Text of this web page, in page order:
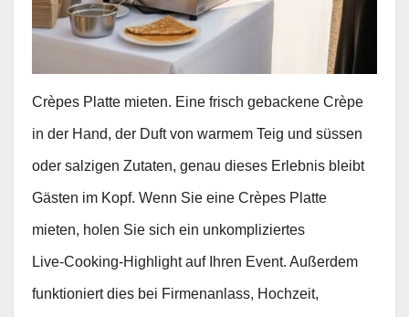
Crèpes Platte mieten. Eine frisch gebackene Crèpe
in der Hand, der Duft von warmem Teig und süssen
oder salzigen Zutaten, genau dieses Erlebnis bleibt
Gästen im Kopf. Wenn Sie eine Crèpes Platte
mieten, holen Sie sich ein unkompliziertes
Live‑Cooking‑Highlight auf Ihren Event. Außerdem
funktioniert dies bei Firmenanlass, Hochzeit,